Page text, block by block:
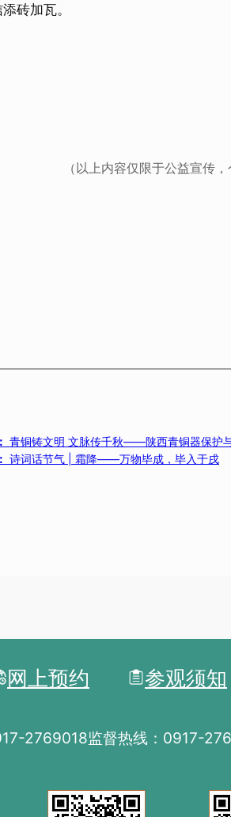
砖加瓦。
（以上内容仅限于公益宣传
青铜铸文明 文脉传千秋——陕西青铜器保护
诗词话节气 | 霜降——万物毕成，毕入于戌
网上预约 参观须知
2769018监督热线：0917-